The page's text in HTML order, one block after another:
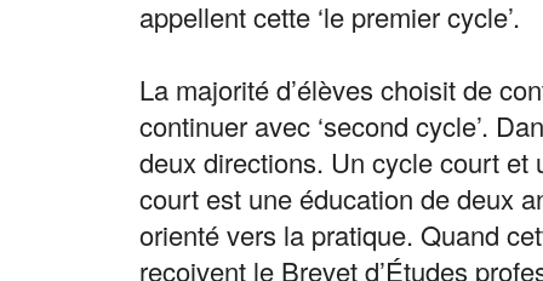
appellent cette ‘le premier cycle’.
La majorité d’élèves choisit de
continuer avec ‘second cycle’.
deux directions. Un cycle court et
court est une éducation de deux
orienté vers la pratique. Quand
reçoivent le Brevet d’Études